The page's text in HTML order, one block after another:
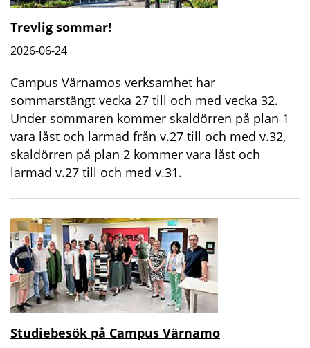
Trevlig sommar!
2026-06-24
Campus Värnamos verksamhet har
sommarstängt vecka 27 till och med vecka 32.
Under sommaren kommer skaldörren på plan 1
vara låst och larmad från v.27 till och med v.32,
skaldörren på plan 2 kommer vara låst och
larmad v.27 till och med v.31.
Studiebesök på Campus Värnamo